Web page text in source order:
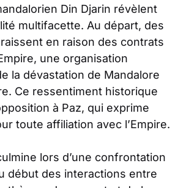
Din Djarin révèlent
multifacette. Au départ, des
en raison des contrats
une organisation
la dévastation de Mandalore
Ce ressentiment historique
à Paz, qui exprime
toute affiliation avec l’Empire.
lors d’une confrontation
début des interactions entre